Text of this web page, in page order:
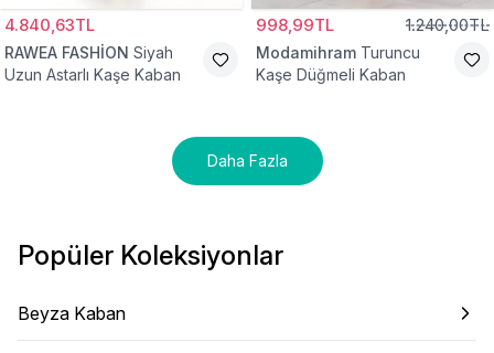
4.840,63TL
RAWEA FASHİON Siyah
Uzun Astarlı Kaşe Kaban
998,99TL 1.240,00TL
Modamihram Turuncu
Kaşe Düğmeli Kaban
Daha Fazla
Popüler Koleksiyonlar
Beyza Kaban